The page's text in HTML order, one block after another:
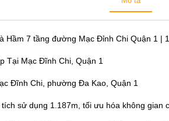
Hầm 7 tầng đường Mạc Đỉnh Chi Quận 1 |
Tại Mạc Đĩnh Chi, Quận 1
Đĩnh Chi, phường Đa Kao, Quận 1
sử dụng 1.187m, tối ưu hóa không gian